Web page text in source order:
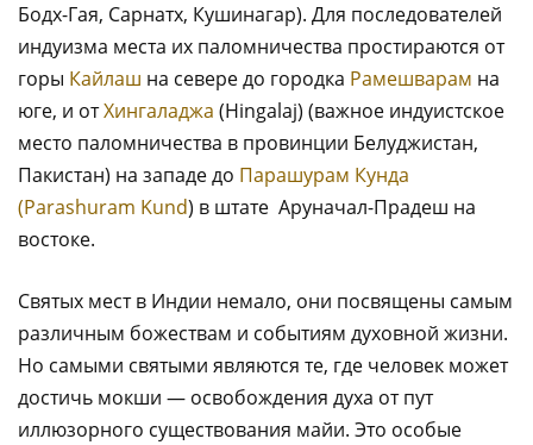
Бодх-Гая, Сарнатх, Кушинагар). Для последователей
индуизма места их паломничества простираются от
горы Кайлаш на севере до городка Рамешварам на
юге, и отХингаладжа (Hingalaj) (важное индуистское
место паломничества в провинции Белуджистан,
Пакистан) на западе до Парашурам Кунда
(Parashuram Kund) в штате Аруначал-Прадеш на
востоке.
Святых мест в Индии немало, они посвящены самым
различным божествам и событиям духовной жизни.
Но самыми святыми являются те, где человек может
достичь мокши — освобождения духа от пут
иллюзорного существования майи. Это особые